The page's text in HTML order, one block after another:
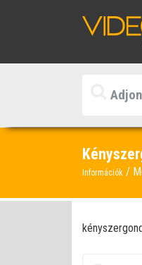
Információk